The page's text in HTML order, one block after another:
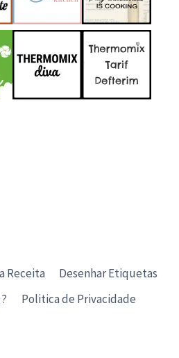
Receita
Desenhar Etiquetas
Politica de Privacidade